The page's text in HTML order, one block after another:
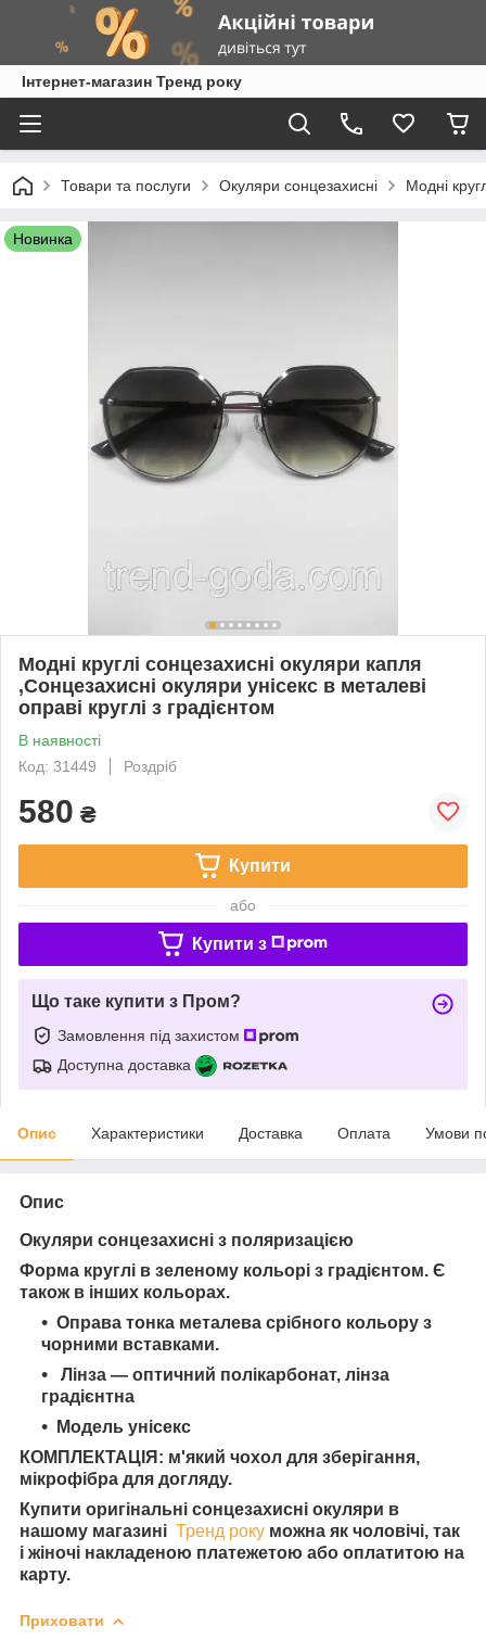
Інтернет-магазин Тренд року
Товари та послуги Окуляри сонцезахисні Модні
Новинка
Модні круглі сонцезахисні окуляри капля
,Сонцезахисні окуляри унісекс в металеві
оправі круглі з градієнтом
В наявності
Код: 31449
Роздріб
580 ₴
Купити
або
Купити з
Що таке купити з Пром?
Замовлення під захистом
Доступна доставка
Опис Характеристики Доставка Оплата Умови
Опис
Окуляри сонцезахисні з поляризацією
Форма круглі в зеленому кольорі з градієнтом. Є
також в інших кольорах.
Оправа тонка металева срібного кольору з
чорними вставками.
Лінза — оптичний полікарбонат, лінза
градієнтна
Модель унісекс
КОМПЛЕКТАЦІЯ: м'який чохол для зберігання,
мікрофібра для догляду.
Купити оригінальні сонцезахисні окуляри в
нашому магазині Тренд року можна як чоловічі, так
і жіночі накладеною платежетою або оплатитою на
карту.
Приховати